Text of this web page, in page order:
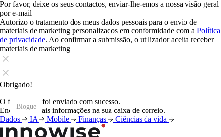
Por favor, deixe os seus contactos, enviar-lhe-emos a nossa visão geral
por e-mail
Autorizo o tratamento dos meus dados pessoais para o envio de
materiais de marketing personalizados em conformidade com a Política
de privacidade. Ao confirmar a submissão, o utilizador aceita receber
materiais de marketing
Obrigado!
O formulário foi enviado com sucesso.
Encontrará mais informações na sua caixa de correio.
Dados
IA Mobile Finanças Ciências da vida
Blogue
Blogue
Blogue
Blogue
Blogue
Blogue
Blogue
Blogue
Blogue
Blogue
Blogue
Blogue